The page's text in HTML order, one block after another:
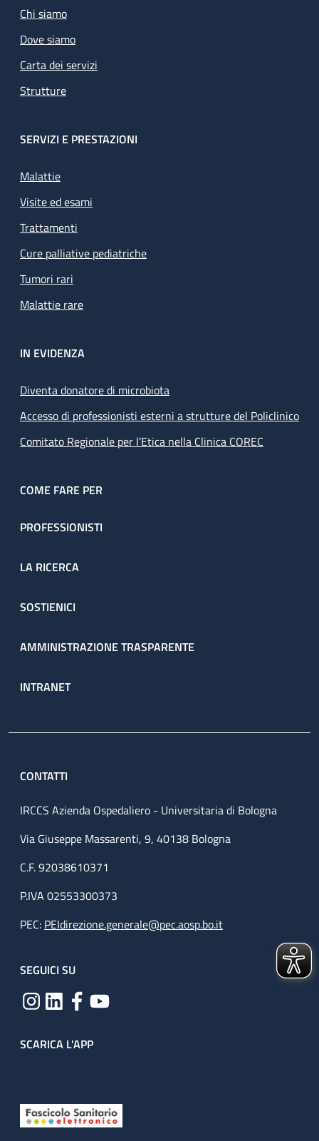
Chi siamo
Dove siamo
Carta dei servizi
Strutture
SERVIZI E PRESTAZIONI
Malattie
Visite ed esami
Trattamenti
Cure palliative pediatriche
Tumori rari
Malattie rare
IN EVIDENZA
Diventa donatore di microbiota
Accesso di professionisti esterni a strutture del Policlinico
Comitato Regionale per l’Etica nella Clinica COREC
COME FARE PER
PROFESSIONISTI
LA RICERCA
SOSTIENICI
AMMINISTRAZIONE TRASPARENTE
INTRANET
CONTATTI
IRCCS Azienda Ospedaliero - Universitaria di Bologna
Via Giuseppe Massarenti, 9, 40138 Bologna
C.F. 92038610371
P.IVA 02553300373
PEC: PEIdirezione.generale@pec.aosp.bo.it
SEGUICI SU
SCARICA L'APP